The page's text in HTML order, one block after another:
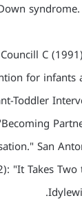
C
for infants
Toddler
San
"It Takes Two